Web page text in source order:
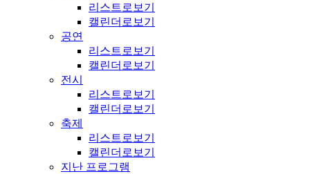
리스트로보기
캘린더로보기
공연
리스트로보기
캘린더로보기
전시
리스트로보기
캘린더로보기
축제
리스트로보기
캘린더로보기
지난 프로그램